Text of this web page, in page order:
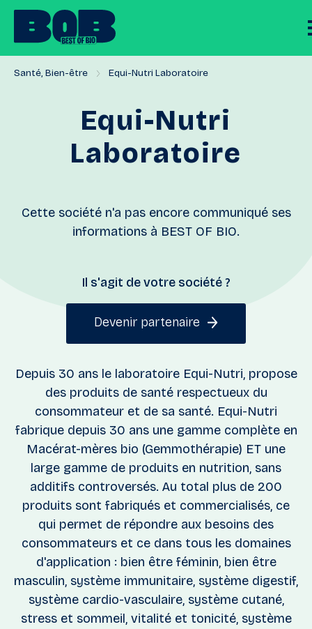
Santé, Bien-être Equi-Nutri Laboratoire
Equi-Nutri
Laboratoire
Cette société n'a pas encore communiqué ses
informations à BEST OF BIO.
Il s'agit de votre société ?
Devenir partenaire
Depuis 30 ans le laboratoire Equi-Nutri, propose
des produits de santé respectueux du
consommateur et de sa santé. Equi-Nutri
fabrique depuis 30 ans une gamme complète en
Macérat-mères bio (Gemmothérapie) ET une
large gamme de produits en nutrition, sans
additifs controversés. Au total plus de 200
produits sont fabriqués et commercialisés, ce
qui permet de répondre aux besoins des
consommateurs et ce dans tous les domaines
d'application : bien être féminin, bien être
masculin, système immunitaire, système digestif,
système cardio-vasculaire, système cutané,
stress et sommeil, vitalité et tonicité, système